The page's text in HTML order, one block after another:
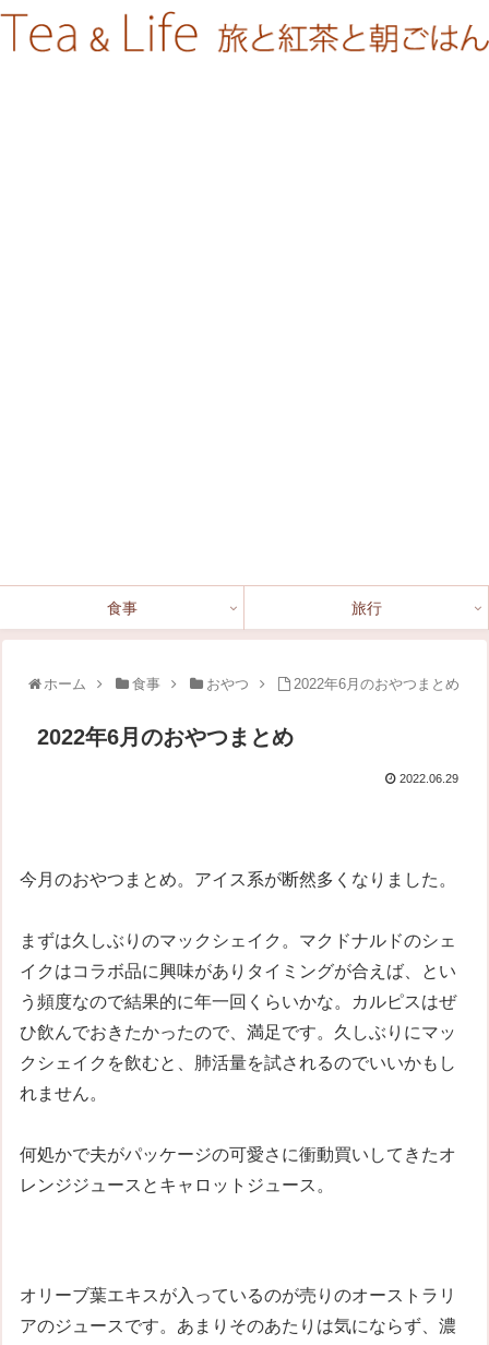
食事 旅行
ホーム 食事 おやつ 2022年6月のおやつまとめ
2022年6月のおやつまとめ
2022.06.29
今月のおやつまとめ。アイス系が断然多くなりました。
まずは久しぶりのマックシェイク。マクドナルドのシェ
イクはコラボ品に興味がありタイミングが合えば、とい
う頻度なので結果的に年一回くらいかな。カルピスはぜ
ひ飲んでおきたかったので、満足です。久しぶりにマッ
クシェイクを飲むと、肺活量を試されるのでいいかもし
れません。
何処かで夫がパッケージの可愛さに衝動買いしてきたオ
レンジジュースとキャロットジュース。
オリーブ葉エキスが入っているのが売りのオーストラリ
アのジュースです。あまりそのあたりは気にならず、濃